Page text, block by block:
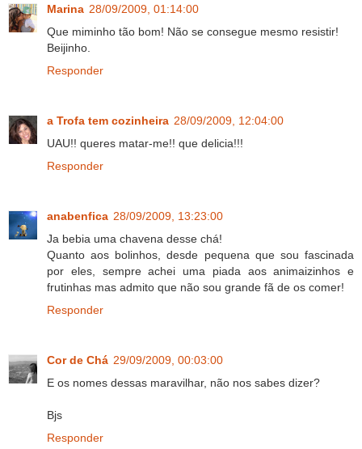
Marina 28/09/2009, 01:14:00
Que miminho tão bom! Não se consegue mesmo resistir!
Beijinho.
Responder
a Trofa tem cozinheira 28/09/2009, 12:04:00
UAU!! queres matar-me!! que delicia!!!
Responder
anabenfica 28/09/2009, 13:23:00
Ja bebia uma chavena desse chá!
Quanto aos bolinhos, desde pequena que sou fascinada
por eles, sempre achei uma piada aos animaizinhos e
frutinhas mas admito que não sou grande fã de os comer!
Responder
Cor de Chá 29/09/2009, 00:03:00
E os nomes dessas maravilhar, não nos sabes dizer?
Bjs
Responder